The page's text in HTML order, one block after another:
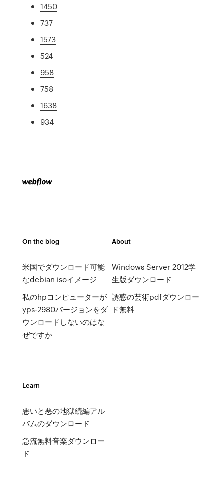
1450
737
1573
524
958
758
1638
934
On the blog
米国でダウンロード可能
なdebian isoイメージ
私のhpコンピューターが
yps-2980バージョンをダ
ウンロードしないのはな
ぜですか
About
Windows Server 2012学
生版ダウンロード
誘惑の芸術pdfダウンロー
ド無料
Learn
悪いと悪の地獄続編アル
バムのダウンロード
急流無料音楽ダウンロー
ド